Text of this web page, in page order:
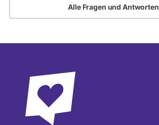
Alle Fragen und Antworten